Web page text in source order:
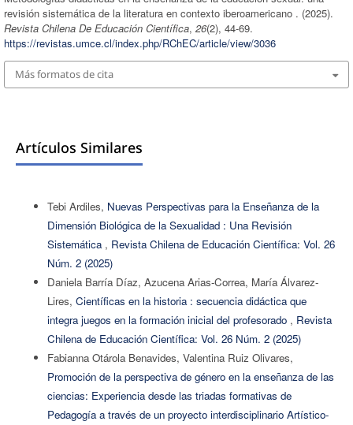
revisión sistemática de la literatura en contexto iberoamericano . (2025).
Revista Chilena De Educación Científica, 26(2), 44-69.
https://revistas.umce.cl/index.php/RChEC/article/view/3036
Más formatos de cita
Artículos Similares
Tebi Ardiles, Nuevas Perspectivas para la Enseñanza de la
Dimensión Biológica de la Sexualidad : Una Revisión
Sistemática , Revista Chilena de Educación Científica: Vol. 26
Núm. 2 (2025)
Daniela Barría Díaz, Azucena Arias-Correa, María Álvarez-
Lires, Científicas en la historia : secuencia didáctica que
integra juegos en la formación inicial del profesorado , Revista
Chilena de Educación Científica: Vol. 26 Núm. 2 (2025)
Fabianna Otárola Benavides, Valentina Ruiz Olivares,
Promoción de la perspectiva de género en la enseñanza de las
ciencias: Experiencia desde las triadas formativas de
Pedagogía a través de un proyecto interdisciplinario Artístico-